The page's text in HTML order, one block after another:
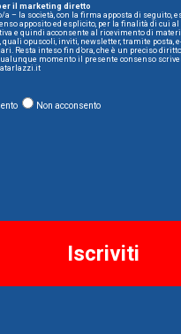
il marketing diretto
a – la società, con la firma apposta di seguito,
apposito ed esplicito, per la finalità di cui al
e quindi acconsente al ricevimento di
opuscoli, inviti, newsletter, tramite posta,
Resta inteso fin d’ora, che è un preciso
momento il presente consenso
Non acconsento